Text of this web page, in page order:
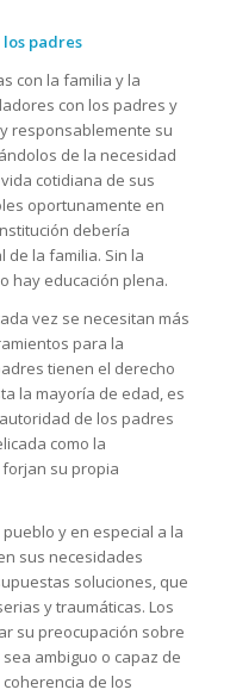
padres
con la familia y la
con los padres y
responsablemente su
de la necesidad
cotidiana de sus
oportunamente en
debería
la familia. Sin la
hay educación plena.
vez se necesitan más
para la
tienen el derecho
la mayoría de edad, es
de los padres
como la
su propia
y en especial a la
sus necesidades
soluciones, que
y traumáticas. Los
su preocupación sobre
ambiguo o capaz de
de los